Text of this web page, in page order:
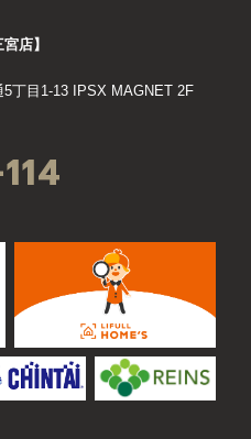
店】
丁目1-13 IPSX MAGNET 2F